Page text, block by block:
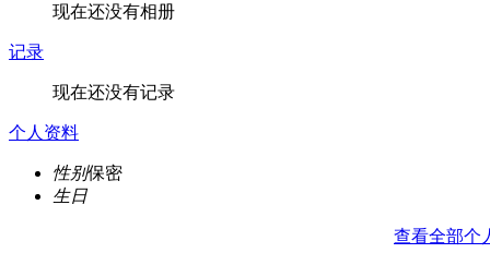
现在还没有相册
记录
现在还没有记录
个人资料
性别保密
生日
查看全部个